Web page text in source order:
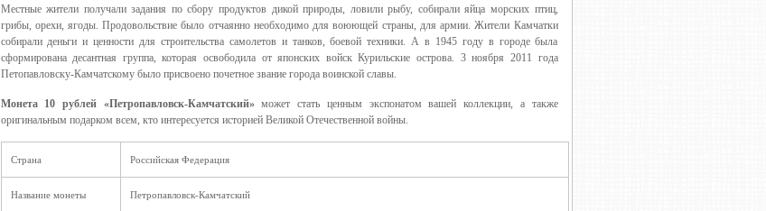
Местные жители получали задания по сбору продуктов дикой природы, ловили рыбу, собирали яйца морских птиц,
грибы, орехи, ягоды. Продовольствие было отчаянно необходимо для воюющей страны, для армии. Жители Камчатки
собирали деньги и ценности для строительства самолетов и танков, боевой техники. А в 1945 году в городе была
сформирована десантная группа, которая освободила от японских войск Курильские острова. 3 ноября 2011 года
Петопавловску-Камчатскому было присвоено почетное звание города воинской славы.
Монета 10 рублей «Петропавловск-Камчатский»может стать ценным экспонатом вашей коллекции, а также
оригинальным подарком всем, кто интересуется историей Великой Отечественной войны.
Страна Российская Федерация
Название монеты Петропавловск-Камчатский